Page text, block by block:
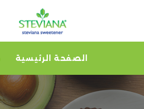
الصفحة الرئيسية